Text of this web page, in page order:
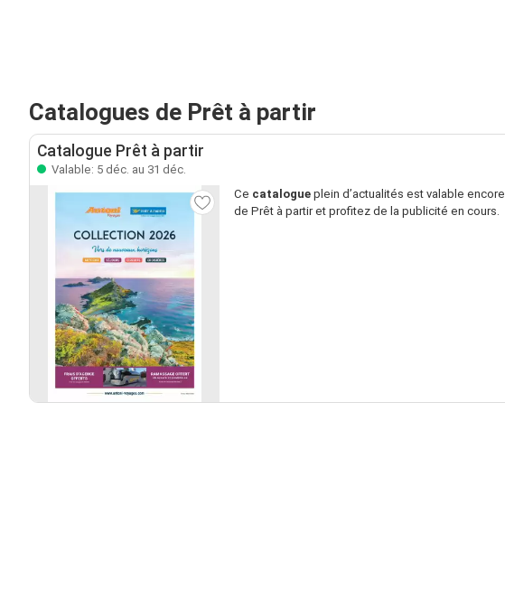
Catalogues de Prêt à partir
Catalogue Prêt à partir
Valable: 5 déc. au 31 déc.
Ce catalogue plein d’actualités est valable encore
de Prêt à partir et profitez de la publicité en cours.